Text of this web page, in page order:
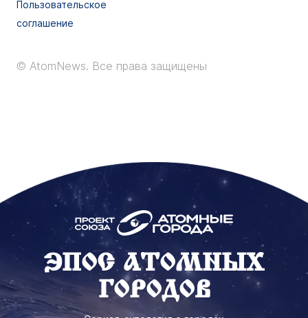
Пользовательское
соглашение
© AtomNews. Все права защищены
ЭПОС АТОМНЫХ
ГОРОДОВ